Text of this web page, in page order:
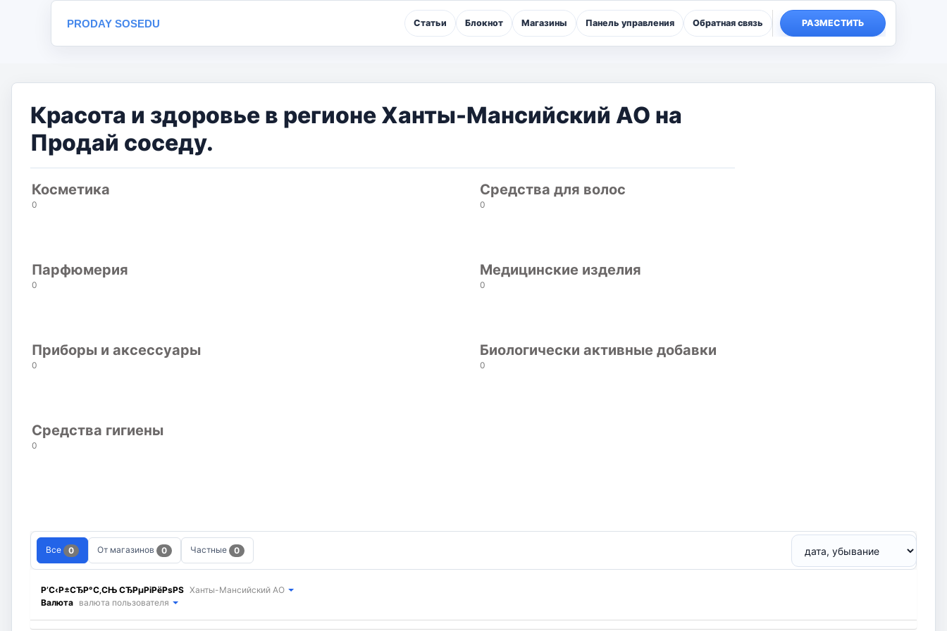
PRODAY SOSEDU Статьи Блокнот Магазины Панель управления Обратная связь РАЗМЕСТИТЬ
Красота и здоровье в регионе Ханты-Мансийский АО на
Продай соседу.
Косметика
0
Парфюмерия
0
Приборы и аксессуары
0
Средства гигиены
0
Средства для волос
0
Медицинские изделия
0
Биологически активные добавки
0
Все 0 От магазинов 0 Частные 0
Р’С‹Р±СЂР°С‚СЊ СЂРµРіРёРѕРЅ Ханты-Мансийский АО
Валюта валюта пользователя